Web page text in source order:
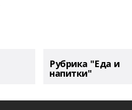
Рубрика "Еда и
напитки"